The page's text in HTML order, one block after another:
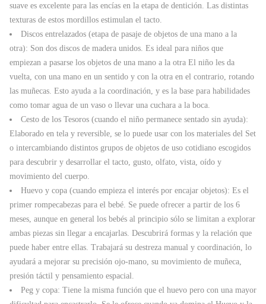
suave es excelente para las encías en la etapa de dentición. Las distintas
texturas de estos mordillos estimulan el tacto.
Discos entrelazados (etapa de pasaje de objetos de una mano a la
otra): Son dos discos de madera unidos. Es ideal para niños que
empiezan a pasarse los objetos de una mano a la otra El niño les da
vuelta, con una mano en un sentido y con la otra en el contrario, rotando
las muñecas. Esto ayuda a la coordinación, y es la base para habilidades
como tomar agua de un vaso o llevar una cuchara a la boca.
Cesto de los Tesoros (cuando el niño permanece sentado sin ayuda):
Elaborado en tela y reversible, se lo puede usar con los materiales del Set
o intercambiando distintos grupos de objetos de uso cotidiano escogidos
para descubrir y desarrollar el tacto, gusto, olfato, vista, oído y
movimiento del cuerpo.
Huevo y copa (cuando empieza el interés por encajar objetos): Es el
primer rompecabezas para el bebé. Se puede ofrecer a partir de los 6
meses, aunque en general los bebés al principio sólo se limitan a explorar
ambas piezas sin llegar a encajarlas. Descubrirá formas y la relación que
puede haber entre ellas. Trabajará su destreza manual y coordinación, lo
ayudará a mejorar su precisión ojo-mano, su movimiento de muñeca,
presión táctil y pensamiento espacial.
Peg y copa: Tiene la misma función que el huevo pero con una mayor